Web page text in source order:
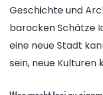
Geschichte und
barocken Schätze
eine neue Stadt
sein, neue Kulturen